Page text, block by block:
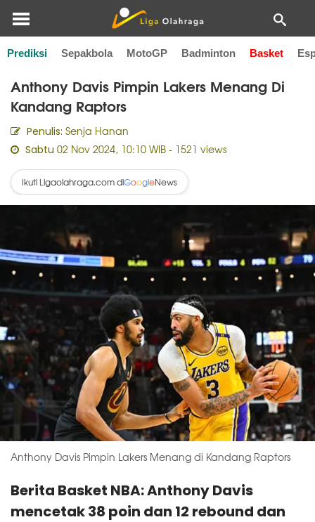
Prediksi Sepakbola MotoGP Badminton Basket
Home Basket
Anthony Davis Pimpin Lakers Menang Di
Kandang Raptors
Penulis: Senja Hanan
Sabtu 02 Nov 2024, 10:10 WIB - 1521 views
Ikuti Ligaolahraga.com diGoogleNews
Anthony Davis Pimpin Lakers Menang di Kandang Raptors
Berita Basket NBA: Anthony Davis
mencetak 38 poin dan 12 rebound dan